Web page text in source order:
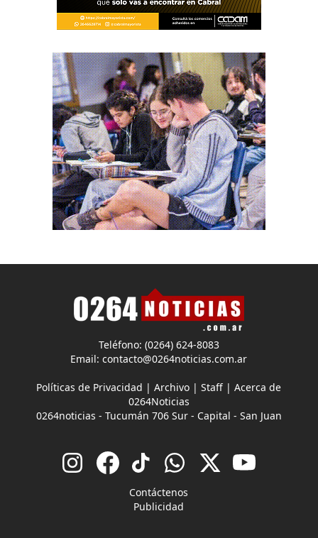
Teléfono: (0264) 624-8083
Email:contacto@0264noticias.com.ar
Políticas de Privacidad |Archivo |Staff |Acerca de
0264Noticias
0264noticias - Tucumán 706 Sur - Capital - San Juan
Contáctenos
Publicidad